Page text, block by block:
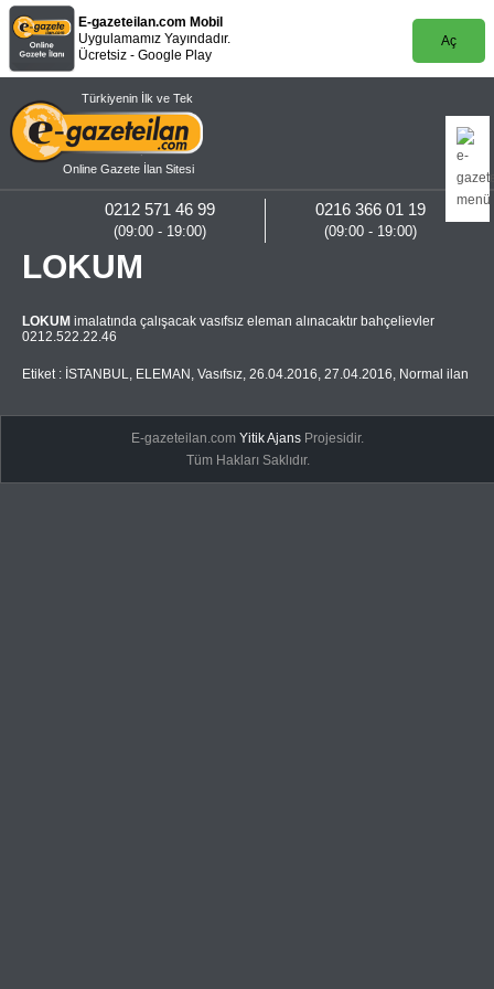
E-gazeteilan.com Mobil
Uygulamamız Yayındadır.
Ücretsiz - Google Play
Aç
Türkiyenin İlk ve Tek
Online Gazete İlan Sitesi
0216 366 01 19
(09:00 - 19:00)
0212 571 46 99
(09:00 - 19:00)
LOKUM
LOKUM imalatında çalışacak vasıfsız eleman alınacaktır bahçelievler
0212.522.22.46
Etiket : İSTANBUL, ELEMAN , Vasıfsız, 26.04.2016, 27.04.2016, Normal ilan
E-gazeteilan.comYitik Ajans Projesidir.
Tüm Hakları Saklıdır.